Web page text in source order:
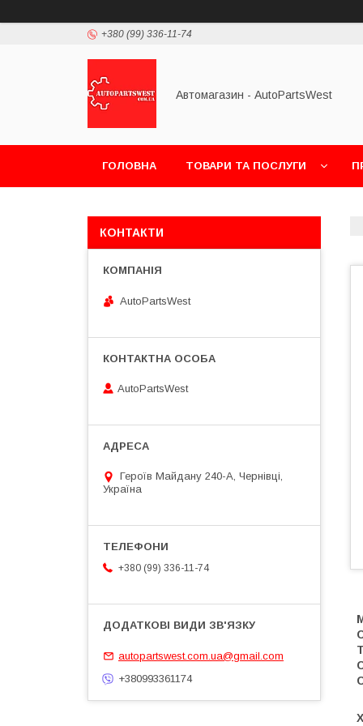
+380 (99) 336-11-74
Автомагазин - AutoPartsWest
ГОЛОВНА ТОВАРИ ТА ПОСЛУГИ
КОНТАКТИ
AutoPartsWest
AutoPartsWest
Героїв Майдану 240-А, Чернівці,
Україна
+380 (99) 336-11-74
autopartswest.com.ua@gmail.com
+380993361174